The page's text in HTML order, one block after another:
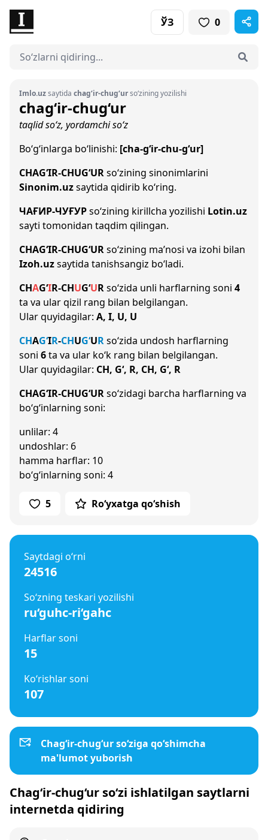
ЎЗ 0
Imlo.uzsaytida chag‘ir-chug‘urso‘zining yozilishi
chag‘ir-chug‘ur
taqlid so‘z, yordamchi so‘z
Bo‘g‘inlarga bo‘linishi: [cha-g‘ir-chu-g‘ur]
CHAG‘IR-CHUG‘URso‘zining sinonimlarini
Sinonim.uzsaytida qidirib ko‘ring.
ЧАҒИР-ЧУҒУРso‘zining kirillcha yozilishi Lotin.uz
sayti tomonidan taqdim qilingan.
CHAG‘IR-CHUG‘URso‘zining ma’nosi va izohi bilan
Izoh.uzsaytida tanishsangiz bo‘ladi.
CHAG‘IR-CHUG‘URso‘zida unli harflarning soni 4
ta va ular qizil rang bilan belgilangan.
Ular quyidagilar: A, I, U, U
CHAG‘IR-CHUG‘URso‘zida undosh harflarning
soni 6ta va ular ko‘k rang bilan belgilangan.
Ular quyidagilar: CH, G‘, R, CH, G‘, R
CHAG‘IR-CHUG‘URso‘zidagi barcha harflarning va
bo‘g‘inlarning soni:
unlilar: 4
undoshlar: 6
hamma harflar: 10
bo‘g‘inlarning soni: 4
5 Ro‘yxatga qo‘shish
Saytdagi o‘rni
24516
So‘zning teskari yozilishi
ru‘guhc-ri‘gahc
Harflar soni
15
Ko‘rishlar soni
107
Chag‘ir-chug‘ur so‘ziga qo‘shimcha
ma'lumot yuborish
Chag‘ir-chug‘ur so‘zi ishlatilgan saytlarni
internetda qidiring